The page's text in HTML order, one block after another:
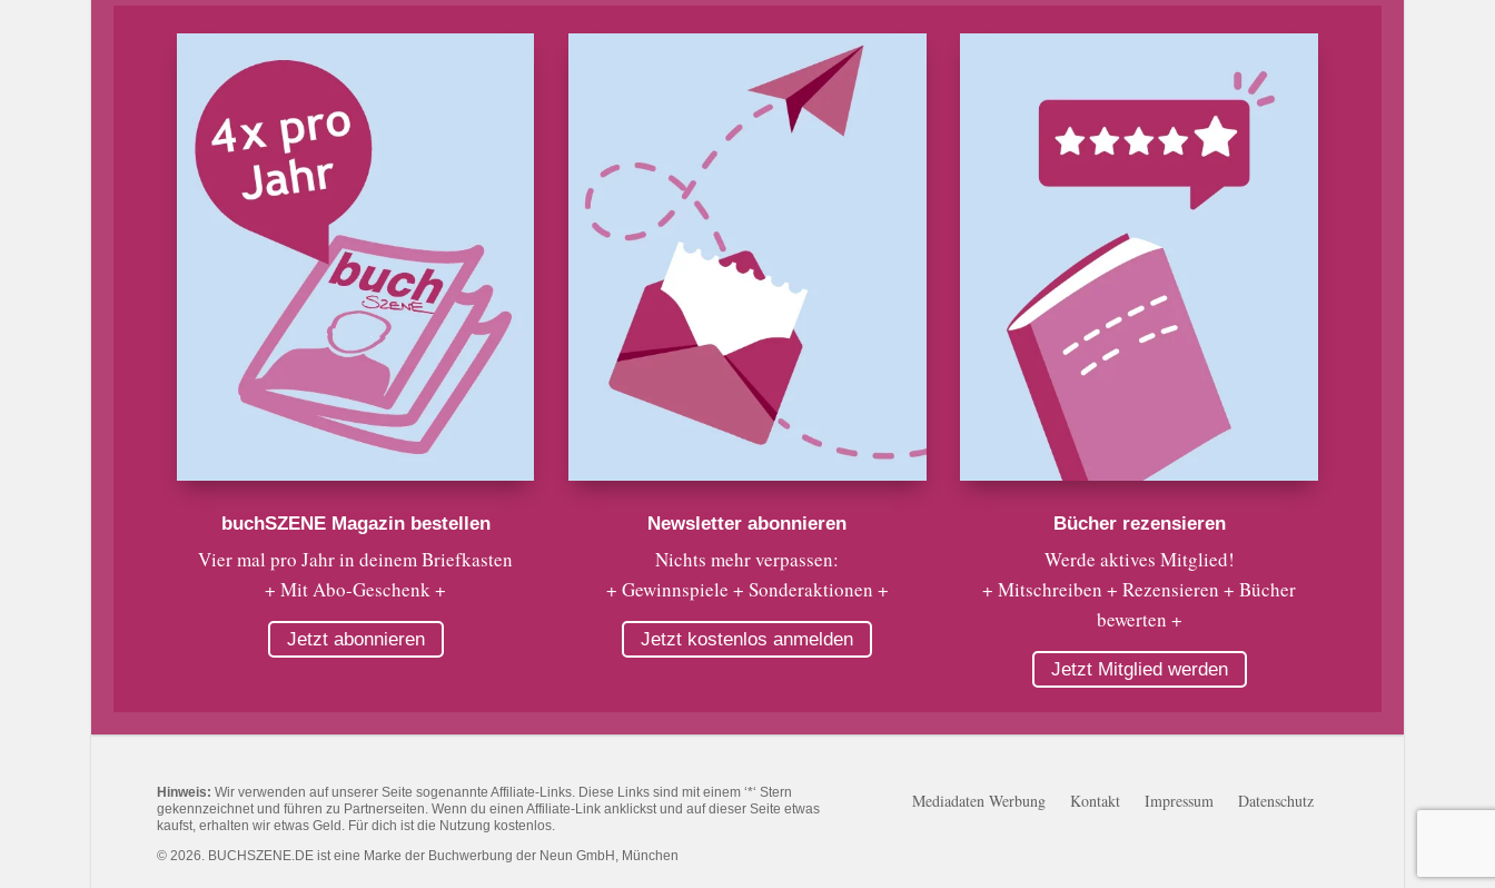
buchSZENE Magazin bestellen
Vier mal pro Jahr in deinem Briefkasten
+ Mit Abo-Geschenk +
Jetzt abonnieren
Newsletter abonnieren
Nichts mehr verpassen:
+ Gewinnspiele + Sonderaktionen +
Jetzt kostenlos anmelden
Bücher rezensieren
Werde aktives Mitglied!
+ Mitschreiben + Rezensieren + Bücher
bewerten +
Jetzt Mitglied werden
Hinweis: Wir verwenden auf unserer Seite sogenannte Affiliate-Links. Diese Links sind mit einem ‘*‘ Stern
gekennzeichnet und führen zu Partnerseiten. Wenn du einen Affiliate-Link anklickst und auf dieser Seite etwas
kaufst, erhalten wir etwas Geld. Für dich ist die Nutzung kostenlos.
© 2026. BUCHSZENE.DE ist eine Marke der Buchwerbung der Neun GmbH, München
Mediadaten Werbung Kontakt Impressum Datenschutz